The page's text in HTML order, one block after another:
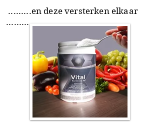
.........en deze versterken elkaar
.........